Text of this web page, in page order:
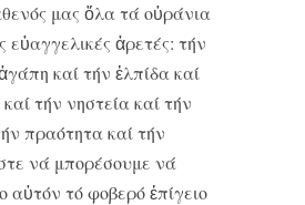
μας ὅλα τά οὐράνια
εὐαγγελικές ἀρετές: τήν
καί τήν ἐλπίδα καί
τήν νηστεία καί τήν
πραότητα καί τήν
νά μπορέσουμε νά
αὐτόν τό φοβερό ἐπίγειο